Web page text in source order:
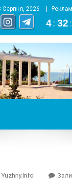
Серпня, 2026
4 : 32 :
портал города
Yuzhny.info